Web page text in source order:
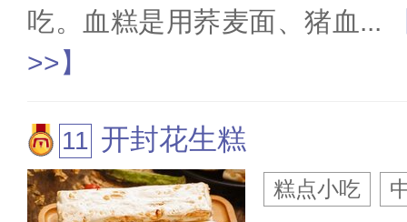
吃。血糕是用荞麦面、猪血 ...
>>】
开封花生糕
糕点小吃